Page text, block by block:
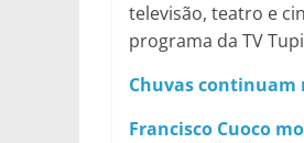
televisão, teatro e
programa da TV
Chuvas continuam
Francisco Cuoco